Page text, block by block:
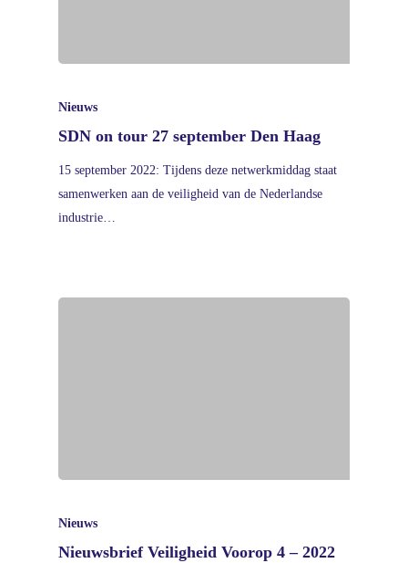
Nieuws
SDN on tour 27 september Den Haag
15 september 2022: Tijdens deze netwerkmiddag staat
samenwerken aan de veiligheid van de Nederlandse
industrie…
Nieuws
Nieuwsbrief Veiligheid Voorop 4 – 2022